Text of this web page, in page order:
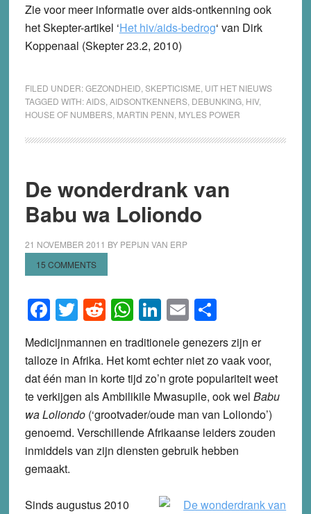
Zie voor meer informatie over aids-ontkenning ook
het Skepter-artikel ‘Het hiv/aids-bedrog‘ van Dirk
Koppenaal (Skepter 23.2, 2010)
FILED UNDER:GEZONDHEID SKEPTICISME UIT HET NIEUWS
TAGGED WITH:AIDS, AIDSONTKENNERS, DEBUNKING, HIV,
HOUSE OF NUMBERS, MARTIN PENN MYLES POWER
De wonderdrank van
Babu wa Loliondo
21 NOVEMBER 2011 BY PEPIJN VAN ERP
15 COMMENTS
Facebook
Twitter
Reddit
WhatsApp
LinkedIn
EmailShare
Medicijnmannen en traditionele genezers zijn er
talloze in Afrika. Het komt echter niet zo vaak voor,
dat één man in korte tijd zo’n grote populariteit weet
te verkijgen als Ambilikile Mwasupile, ook wel Babu
wa Loliondo (‘grootvader/oude man van Loliondo’)
genoemd. Verschillende Afrikaanse leiders zouden
inmiddels van zijn diensten gebruik hebben
gemaakt.
Sinds augustus 2010